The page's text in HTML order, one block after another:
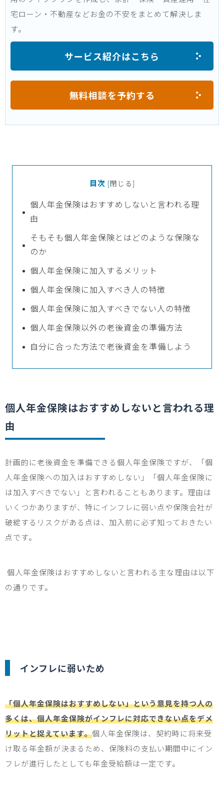
宅ローン・不動産などお金の不安をまとめて解決しま
す。
サービス紹介はこちら
無料相談を予約する
目次 [閉じる]
個人年金保険はおすすめしないと言われる理
由
そもそも個人年金保険とはどのような保険な
のか
個人年金保険に加入するメリット
個人年金保険に加入すべき人の特徴
個人年金保険に加入すべきでない人の特徴
個人年金保険以外の老後資金の準備方法
自分に合った方法で老後資金を準備しよう
個人年金保険はおすすめしないと言われる理
由
計画的に老後資金を準備できる個人年金保険ですが、「個
人年金保険への加入はおすすめしない」「個人年金保険に
は加入すべきでない」と言われることもあります。理由は
いくつかありますが、特にインフレに弱い点や保険会社が
破綻するリスクがある点は、加入前に必ず知っておきたい
点です。
個人年金保険はおすすめしないと言われる主な理由は以下
の通りです。
インフレに弱いため
「個人年金保険はおすすめしない」という意見を持つ人の
多くは、個人年金保険がインフレに対応できない点をデメ
リットと捉えています。個人年金保険は、契約時に将来受
け取る年金額が決まるため、保険料の支払い期間中にイン
フレが進行したとしても年金受給額は一定です。